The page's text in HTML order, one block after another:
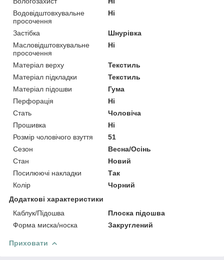
Водовідштовхувальне
просочення
Ні
Застібка
Шнурівка
Масловідштовхувальне
просочення
Ні
Матеріал верху
Текстиль
Матеріал підкладки
Текстиль
Матеріал підошви
Гума
Перфорація
Ні
Стать
Чоловіча
Прошивка
Ні
Розмір чоловічого взуття
51
Сезон
Весна/Осінь
Стан
Новий
Посилюючі накладки
Так
Колір
Чорний
Додаткові характеристики
Каблук/Підошва
Плоска підошва
Форма миска/носка
Закруглений
Приховати